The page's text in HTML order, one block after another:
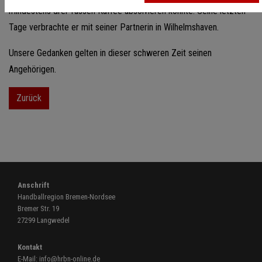
Zurück
mindestens drei Tassen Kaffee absolvieren konnte. Seine letzten
Tage verbrachte er mit seiner Partnerin in Wilhelmshaven.
Unsere Gedanken gelten in dieser schweren Zeit seinen
Angehörigen.
Anschrift
Handballregion Bremen-Nordsee
Bremer Str. 19
27299 Langwedel
Kontakt
E-Mail: info@hrbn-online.de